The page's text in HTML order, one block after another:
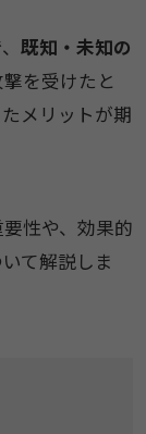
既知・未知の
を受けたと
メリットが期
性や、効果的
て解説しま